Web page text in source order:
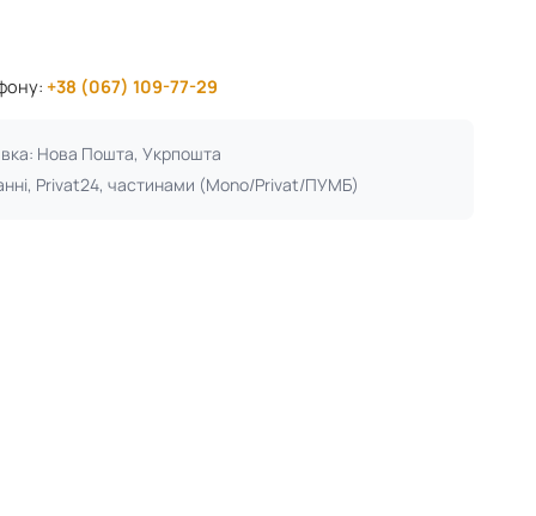
+38 (067) 109-77-29
Нова Пошта, Укрпошта
Privat24, частинами (Mono/Privat/ПУМБ)